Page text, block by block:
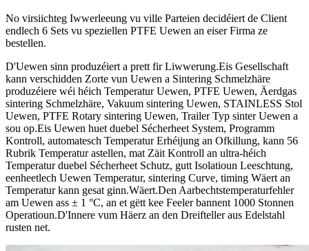
No virsiichteg Iwwerleeung vu ville Parteien decidéiert de Client
endlech 6 Sets vu speziellen PTFE Uewen an eiser Firma ze
bestellen.
D'Uewen sinn produzéiert a prett fir Liwwerung.Eis Gesellschaft
kann verschidden Zorte vun Uewen a Sintering Schmelzhäre
produzéiere wéi héich Temperatur Uewen, PTFE Uewen, Äerdgas
sintering Schmelzhäre, Vakuum sintering Uewen, STAINLESS Stol
Uewen, PTFE Rotary sintering Uewen, Trailer Typ sinter Uewen a
sou op.Eis Uewen huet duebel Sécherheet System, Programm
Kontroll, automatesch Temperatur Erhéijung an Ofkillung, kann 56
Rubrik Temperatur astellen, mat Zäit Kontroll an ultra-héich
Temperatur duebel Sécherheet Schutz, gutt Isolatioun Leeschtung,
eenheetlech Uewen Temperatur, sintering Curve, timing Wäert an
Temperatur kann gesat ginn.Wäert.Den Aarbechtstemperaturfehler
am Uewen ass ± 1 °C, an et gëtt kee Feeler bannent 1000 Stonnen
Operatioun.D'Innere vum Häerz an den Dreifteller aus Edelstahl
rusten net.